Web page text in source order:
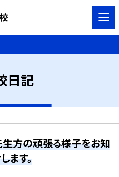
日記
方の頑張る様子をお知
ます。